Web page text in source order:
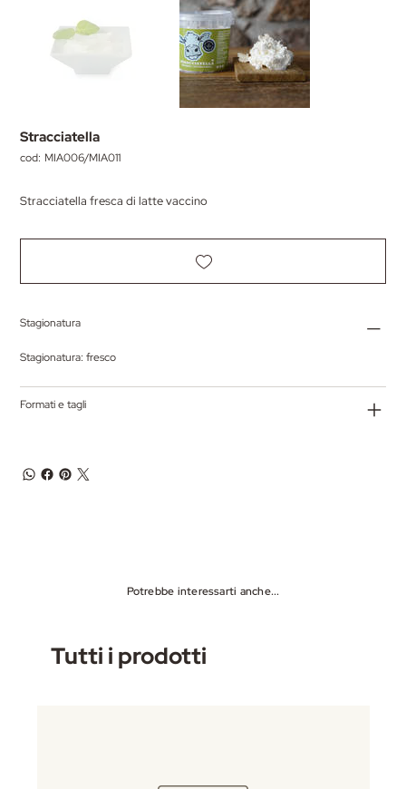
Stracciatella
cod: SKU
MIA006/MIA011
MIA006/MIA011
Stracciatella fresca di latte vaccino
Stagionatura
Stagionatura: fresco
Formati e tagli
Potrebbe interessarti anche...
Tutti i prodotti